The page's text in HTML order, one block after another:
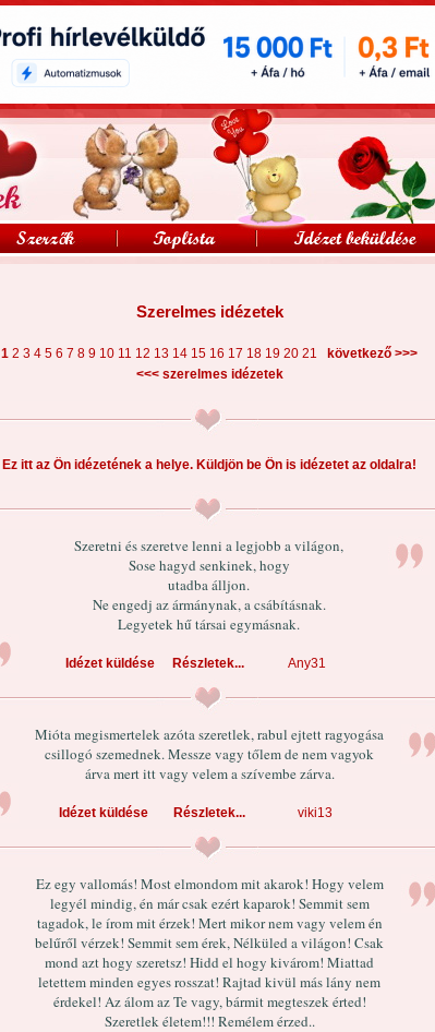
Szerelmes idézetek
1 2 3 4 5 6 7 8 9 10 11 12 13 14 15 16 17 18 19 20 21 következő >>>
<<< szerelmes idézetek
Ez itt az Ön idézetének a helye. Küldjön be Ön is idézetet az oldalra!
Szeretni és szeretve lenni a legjobb a világon,
Sose hagyd senkinek, hogy
utadba álljon.
Ne engedj az ármánynak, a csábításnak.
Legyetek hű társai egymásnak.
Idézet küldése Részletek... Any31
Mióta megismertelek azóta szeretlek, rabul ejtett ragyogása
csillogó szemednek. Messze vagy tőlem de nem vagyok
árva mert itt vagy velem a szívembe zárva.
Idézet küldése Részletek... viki13
Ez egy vallomás! Most elmondom mit akarok! Hogy velem
legyél mindig, én már csak ezért kaparok! Semmit sem
tagadok, le írom mit érzek! Mert mikor nem vagy velem én
belűről vérzek! Semmit sem érek, Nélküled a világon! Csak
mond azt hogy szeretsz! Hidd el hogy kivárom! Miattad
letettem minden egyes rosszat! Rajtad kivül más lány nem
érdekel! Az álom az Te vagy, bármit megteszek érted!
Szeretlek életem!!! Remélem érzed..